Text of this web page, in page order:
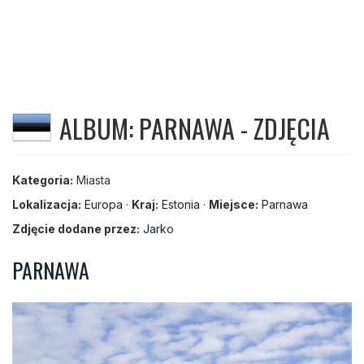
ALBUM: PARNAWA - ZDJĘCIA
Kategoria: Miasta
Lokalizacja: Europa · Kraj: Estonia · Miejsce: Parnawa
Zdjęcie dodane przez: Jarko
PARNAWA